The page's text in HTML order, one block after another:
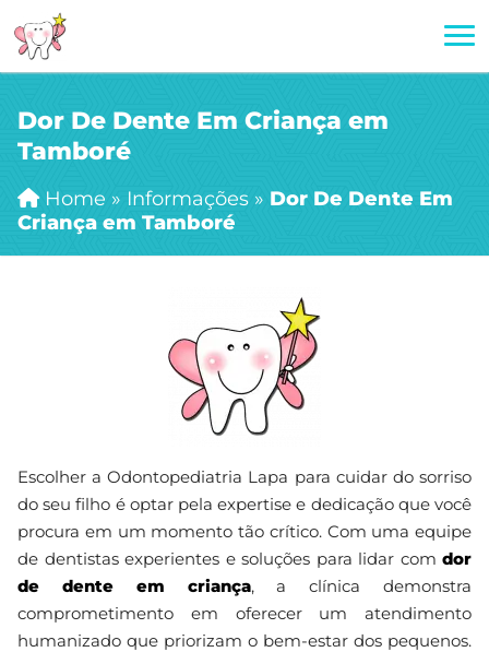
Dor De Dente Em Criança em
Tamboré
Home » Informações » Dor De Dente Em
Criança em Tamboré
Escolher a Odontopediatria Lapa para cuidar do sorriso
do seu filho é optar pela expertise e dedicação que você
procura em um momento tão crítico. Com uma equipe
de dentistas experientes e soluções para lidar com dor
de dente em criança, a clínica demonstra
comprometimento em oferecer um atendimento
humanizado que priorizam o bem-estar dos pequenos.